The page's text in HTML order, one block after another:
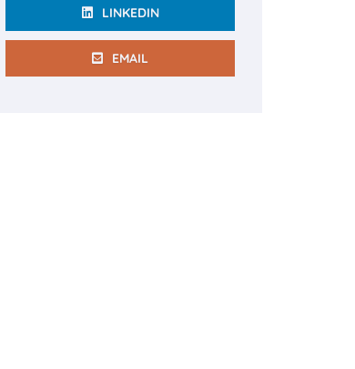
LINKEDIN
EMAIL